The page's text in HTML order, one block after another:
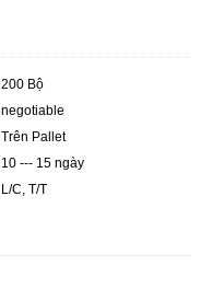
200 Bộ
negotiable
Trên Pallet
10 --- 15 ngày
L/C, T/T